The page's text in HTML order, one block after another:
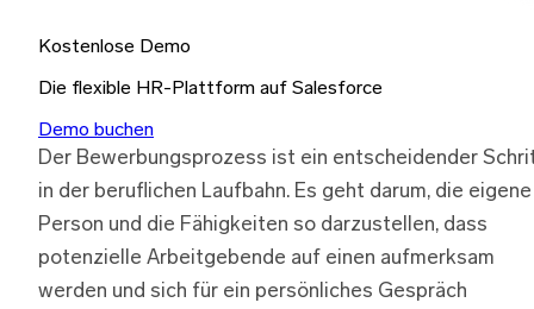
Kostenlose Demo
Die flexible HR-Plattform auf Salesforce
Demo buchen
Der Bewerbungsprozess ist ein entscheidender
in der beruflichen Laufbahn. Es geht darum, die eigene
Person und die Fähigkeiten so darzustellen, dass
potenzielle Arbeitgebende auf einen aufmerksam
werden und sich für ein persönliches Gespräch